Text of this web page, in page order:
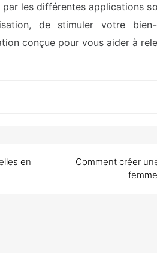
les différentes applications
de stimuler votre
conçue pour vous aider à
en
Comment créer